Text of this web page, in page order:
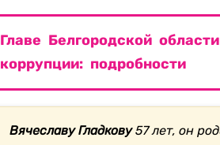
Главе Белгородской
коррупции: подробности
Вячеславу Гладкову57 лет, он